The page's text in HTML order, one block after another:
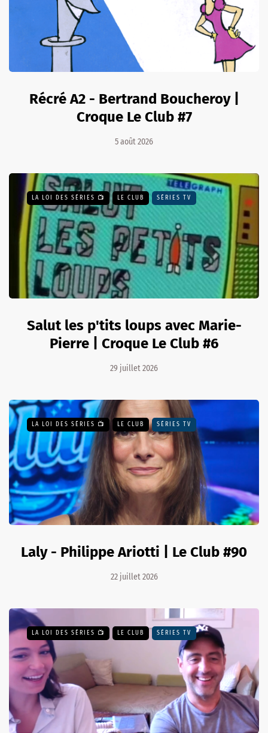
Récré A2 - Bertrand Boucheroy |
Croque Le Club #7
5 août 2026
LA LOI DES SÉRIES 📺 LE CLUB SÉRIES TV
Salut les p'tits loups avec Marie-
Pierre | Croque Le Club #6
29 juillet 2026
LA LOI DES SÉRIES 📺 LE CLUB SÉRIES TV
Laly - Philippe Ariotti | Le Club #90
22 juillet 2026
LA LOI DES SÉRIES 📺 LE CLUB SÉRIES TV